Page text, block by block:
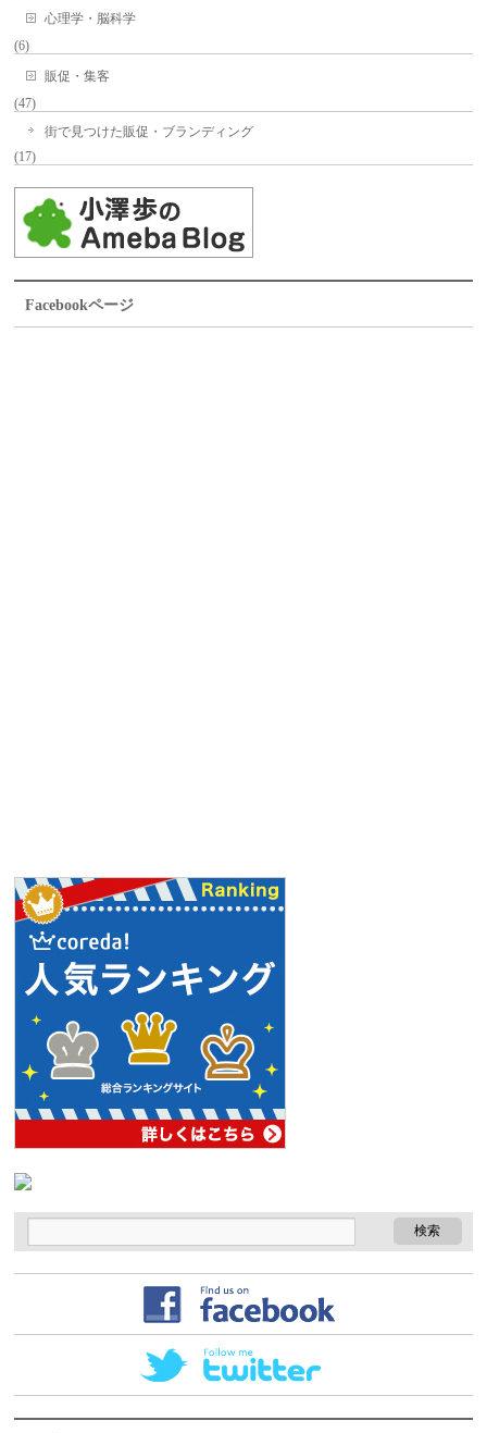
心理学・脳科学
(6)
販促・集客
(47)
街で見つけた販促・ブランディング
(17)
Facebookページ